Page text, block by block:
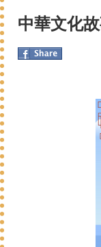
中華文化